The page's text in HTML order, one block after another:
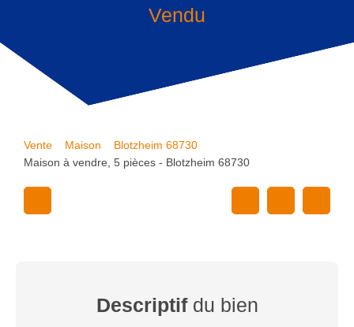
Vendu
Vente Maison
Blotzheim 68730
Maison à vendre, 5 pièces - Blotzheim 68730
Descriptifdu bien